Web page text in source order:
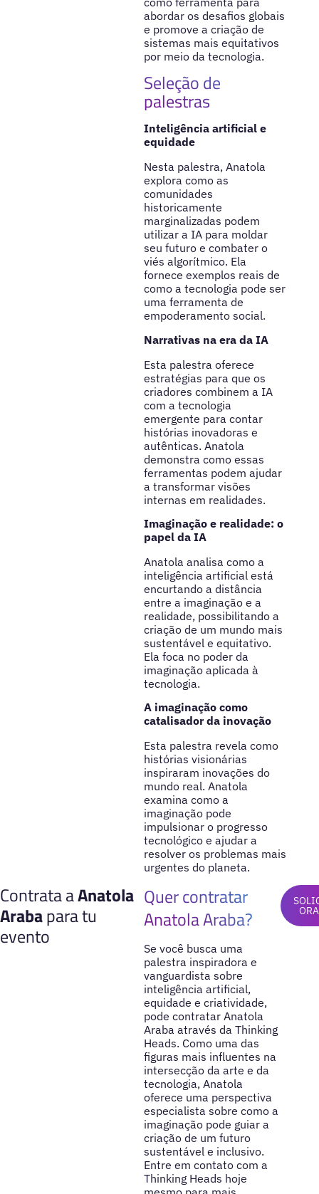
abordar os desafios globais
e promove a criação de
sistemas mais equitativos
por meio da tecnologia.
Seleção de
palestras
Inteligência artificial e
equidade
Nesta palestra, Anatola
explora como as
comunidades
historicamente
marginalizadas podem
utilizar a IA para moldar
seu futuro e combater o
viés algorítmico. Ela
fornece exemplos reais de
como a tecnologia pode ser
uma ferramenta de
empoderamento social.
Narrativas na era da IA
Esta palestra oferece
estratégias para que os
criadores combinem a IA
com a tecnologia
emergente para contar
histórias inovadoras e
autênticas. Anatola
demonstra como essas
ferramentas podem ajudar
a transformar visões
internas em realidades.
Imaginação e realidade: o
papel da IA
Anatola analisa como a
inteligência artificial está
encurtando a distância
entre a imaginação e a
realidade, possibilitando a
criação de um mundo mais
sustentável e equitativo.
Ela foca no poder da
imaginação aplicada à
tecnologia.
A imaginação como
catalisador da inovação
Esta palestra revela como
histórias visionárias
inspiraram inovações do
mundo real. Anatola
examina como a
imaginação pode
impulsionar o progresso
tecnológico e ajudar a
resolver os problemas mais
urgentes do planeta.
Contrata aAnatola
Arabapara tu
evento
Quer contratar
Anatola Araba?
Se você busca uma
palestra inspiradora e
vanguardista sobre
inteligência artificial,
equidade e criatividade,
pode contratar Anatola
Araba através da Thinking
Heads. Como uma das
figuras mais influentes na
intersecção da arte e da
tecnologia, Anatola
oferece uma perspectiva
especialista sobre como a
imaginação pode guiar a
criação de um futuro
sustentável e inclusivo.
Entre em contato com a
Thinking Heads hoje